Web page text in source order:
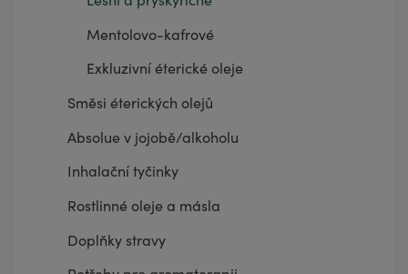
Mentolovo-kafrové
Exkluzivní éterické oleje
Směsi éterických olejů
Absolue v jojobě/alkoholu
Inhalační tyčinky
Rostlinné oleje a másla
Doplňky stravy